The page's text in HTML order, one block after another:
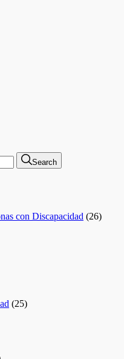
Search
con Discapacidad (26)
(25)